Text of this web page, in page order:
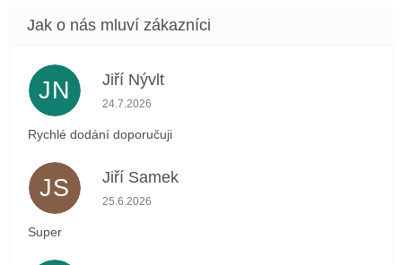
JN Jiří Nývlt
Hodnocení obchodu je 5 z 5 hvězdiček.
24.7.2026
Rychlé dodání doporučuji
JS Jiří Samek
Hodnocení obchodu je 5 z 5 hvězdiček.
25.6.2026
Super